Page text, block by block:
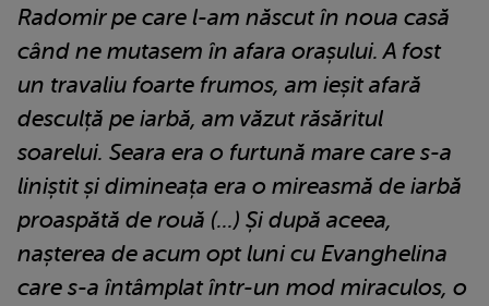
Radomir pe care l-am născut în noua casă
când ne mutasem în afara orașului. A fost
un travaliu foarte frumos, am ieșit afară
desculță pe iarbă, am văzut răsăritul
soarelui. Seara era o furtună mare care s-a
liniștit și dimineața era o mireasmă de iarbă
proaspătă de rouă (...) Și după aceea,
nașterea de acum opt luni cu Evanghelina
care s-a întâmplat într-un mod miraculos, o